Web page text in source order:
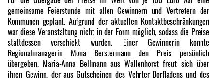
gemeinsame Feierstunde mit allen Gewinnern und Vertretern der
Kommunen geplant. Aufgrund der aktuellen Kontaktbeschränkungen
war diese Veranstaltung nicht in der Form möglich, sodass die Preise
stattdessen verschickt wurden. Einer Gewinnerin konnte
Regionalmanagerin Mona Berstermann den Preis persönlich
übergeben. Maria-Anna Bellmann aus Wallenhorst freut sich über
ihren Gewinn, der aus Gutscheinen des Vehrter Dorfladens und des